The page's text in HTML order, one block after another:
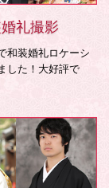
礼撮影
和装婚礼ロケーシ
した！大好評で